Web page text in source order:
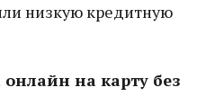
низкую кредитную
на карту без